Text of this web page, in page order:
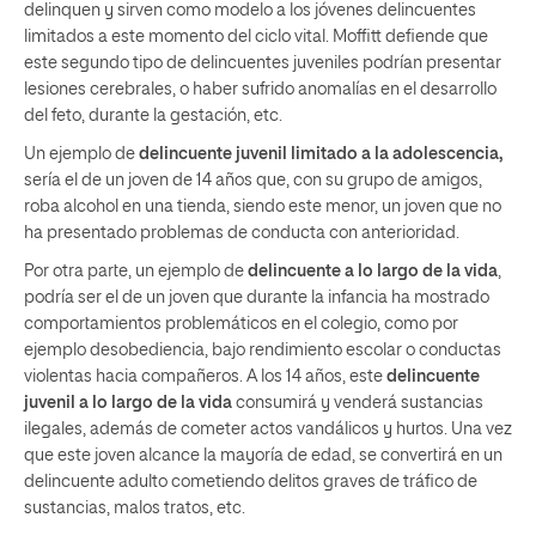
delinquen y sirven como modelo a los jóvenes delincuentes
limitados a este momento del ciclo vital. Moffitt defiende que
este segundo tipo de delincuentes juveniles podrían presentar
lesiones cerebrales, o haber sufrido anomalías en el desarrollo
del feto, durante la gestación, etc.
Un ejemplo de delincuente juvenil limitado a la adolescencia,
sería el de un joven de 14 años que, con su grupo de amigos,
roba alcohol en una tienda, siendo este menor, un joven que no
ha presentado problemas de conducta con anterioridad.
Por otra parte, un ejemplo de delincuente a lo largo de la vida
podría ser el de un joven que durante la infancia ha mostrado
comportamientos problemáticos en el colegio, como por
ejemplo desobediencia, bajo rendimiento escolar o conductas
violentas hacia compañeros. A los 14 años, este delincuente
juvenil a lo largo de la vida consumirá y venderá sustancias
ilegales, además de cometer actos vandálicos y hurtos. Una vez
que este joven alcance la mayoría de edad, se convertirá en un
delincuente adulto cometiendo delitos graves de tráfico de
sustancias, malos tratos, etc.